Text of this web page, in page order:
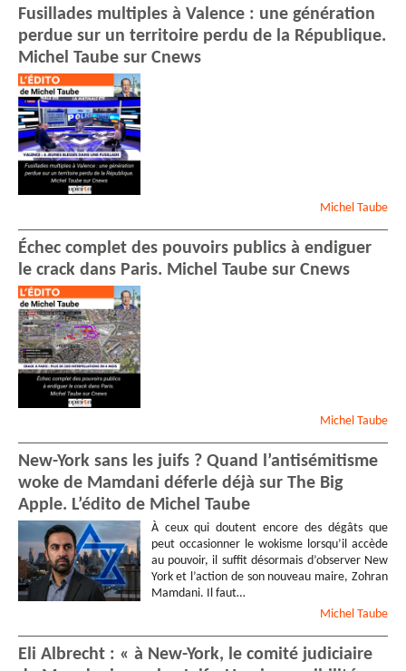
Fusillades multiples à Valence : une génération
perdue sur un territoire perdu de la République.
Michel Taube sur Cnews
Michel Taube
Échec complet des pouvoirs publics à endiguer
le crack dans Paris. Michel Taube sur Cnews
Michel Taube
New-York sans les juifs ? Quand l’antisémitisme
woke de Mamdani déferle déjà sur The Big
Apple. L’édito de Michel Taube
À ceux qui doutent encore des dégâts que
peut occasionner le wokisme lorsqu’il accède
au pouvoir, il suffit désormais d’observer New
York et l’action de son nouveau maire, Zohran
Mamdani. Il faut…
Michel Taube
Eli Albrecht : « à New-York, le comité judiciaire